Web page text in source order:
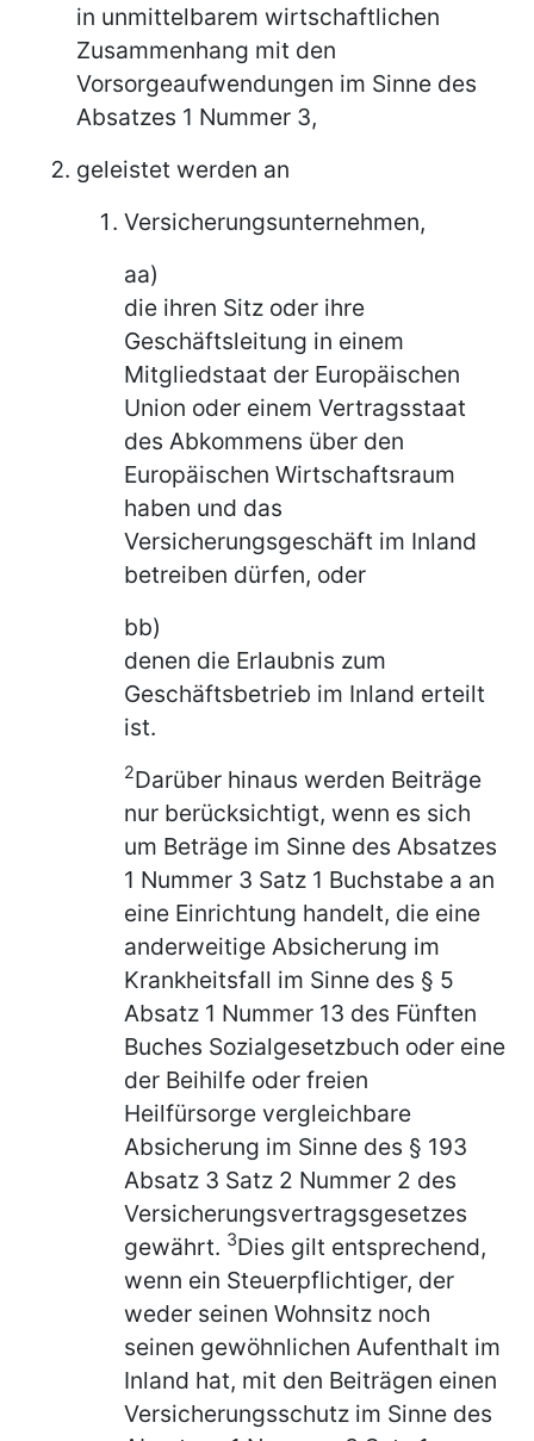
in unmittelbarem wirtschaftlichen
Zusammenhang mit den
Vorsorgeaufwendungen im Sinne des
Absatzes 1 Nummer 3,
geleistet werden an
Versicherungsunternehmen,
aa)
die ihren Sitz oder ihre
Geschäftsleitung in einem
Mitgliedstaat der Europäischen
Union oder einem Vertragsstaat
des Abkommens über den
Europäischen Wirtschaftsraum
haben und das
Versicherungsgeschäft im Inland
betreiben dürfen, oder
bb)
denen die Erlaubnis zum
Geschäftsbetrieb im Inland erteilt
ist.
2Darüber hinaus werden Beiträge
nur berücksichtigt, wenn es sich
um Beträge im Sinne des Absatzes
1 Nummer 3 Satz 1 Buchstabe a an
eine Einrichtung handelt, die eine
anderweitige Absicherung im
Krankheitsfall im Sinne des § 5
Absatz 1 Nummer 13 des Fünften
Buches Sozialgesetzbuch oder eine
der Beihilfe oder freien
Heilfürsorge vergleichbare
Absicherung im Sinne des § 193
Absatz 3 Satz 2 Nummer 2 des
Versicherungsvertragsgesetzes
gewährt. 3Dies gilt entsprechend,
wenn ein Steuerpflichtiger, der
weder seinen Wohnsitz noch
seinen gewöhnlichen Aufenthalt im
Inland hat, mit den Beiträgen einen
Versicherungsschutz im Sinne des